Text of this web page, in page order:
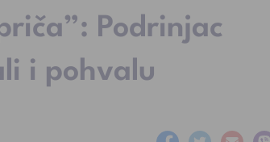
Podrinjac
i pohvalu